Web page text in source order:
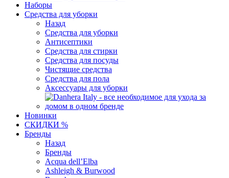
Наборы
Средства для уборки
Назад
Средства для уборки
Антисептики
Средства для стирки
Средства для посуды
Чистящие средства
Средства для пола
Аксессуары для уборки
Новинки
СКИДКИ %
Бренды
Назад
Бренды
Acqua dell’Elba
Ashleigh & Burwood